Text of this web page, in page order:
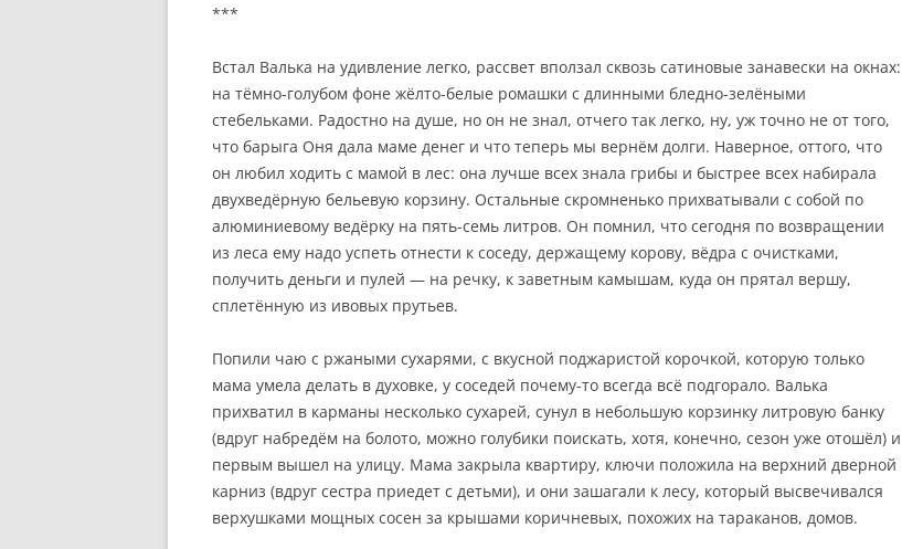
***
Встал Валька на удивление легко, рассвет вползал сквозь сатиновые занавески на окнах:
на тёмно-голубом фоне жёлто-белые ромашки с длинными бледно-зелёными
стебельками. Радостно на душе, но он не знал, отчего так легко, ну, уж точно не от того,
что барыга Оня дала маме денег и что теперь мы вернём долги. Наверное, оттого, что
он любил ходить с мамой в лес: она лучше всех знала грибы и быстрее всех набирала
двухведёрную бельевую корзину. Остальные скромненько прихватывали с собой по
алюминиевому ведёрку на пять-семь литров. Он помнил, что сегодня по возвращении
из леса ему надо успеть отнести к соседу, держащему корову, вёдра с очистками,
получить деньги и пулей — на речку, к заветным камышам, куда он прятал вершу,
сплетённую из ивовых прутьев.
Попили чаю с ржаными сухарями, с вкусной поджаристой корочкой, которую только
мама умела делать в духовке, у соседей почему-то всегда всё подгорало. Валька
прихватил в карманы несколько сухарей, сунул в небольшую корзинку литровую банку
(вдруг набредём на болото, можно голубики поискать, хотя, конечно, сезон уже отошёл) и
первым вышел на улицу. Мама закрыла квартиру, ключи положила на верхний дверной
карниз (вдруг сестра приедет с детьми), и они зашагали к лесу, который высвечивался
верхушками мощных сосен за крышами коричневых, похожих на тараканов, домов.